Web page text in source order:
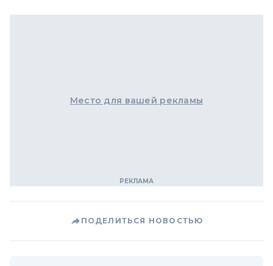
Место для вашей рекламы
ПОДЕЛИТЬСЯ НОВОСТЬЮ